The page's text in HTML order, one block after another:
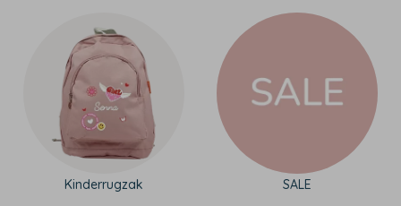
Kinderrugzak SALE